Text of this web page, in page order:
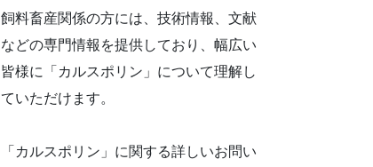
飼料畜産関係の方には、技術情報、文献
などの専門情報を提供しており、幅広い
皆様に「カルスポリン」について理解し
ていただけます。
「カルスポリン」に関する詳しいお問い